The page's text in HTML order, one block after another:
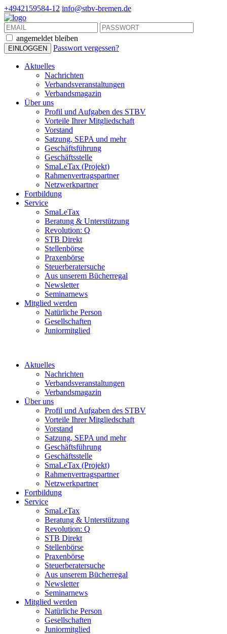
+4942159584-12 info@stbv-bremen.de
angemeldet bleiben
Passwort vergessen?
Aktuelles
Nachrichten
Verbandsveranstaltungen
Verbandsmagazin
Über uns
Profil und Aufgaben des STBV
Vorteile Ihrer Mitgliedschaft
Vorstand
Satzung, SEPA und mehr
Geschäftsführung
Geschäftsstelle
SmaLeTax (Projekt)
Rahmenvertragspartner
Netzwerkpartner
Fortbildung
Service
SmaLeTax
Beratung & Unterstützung
Revolution: Q
STB Direkt
Stellenbörse
Praxenbörse
Steuerberatersuche
Aus unserem Bücherregal
Newsletter
Seminarnews
Mitglied werden
Natürliche Person
Gesellschaften
Juniormitglied
Aktuelles
Nachrichten
Verbandsveranstaltungen
Verbandsmagazin
Über uns
Profil und Aufgaben des STBV
Vorteile Ihrer Mitgliedschaft
Vorstand
Satzung, SEPA und mehr
Geschäftsführung
Geschäftsstelle
SmaLeTax (Projekt)
Rahmenvertragspartner
Netzwerkpartner
Fortbildung
Service
SmaLeTax
Beratung & Unterstützung
Revolution: Q
STB Direkt
Stellenbörse
Praxenbörse
Steuerberatersuche
Aus unserem Bücherregal
Newsletter
Seminarnews
Mitglied werden
Natürliche Person
Gesellschaften
Juniormitglied